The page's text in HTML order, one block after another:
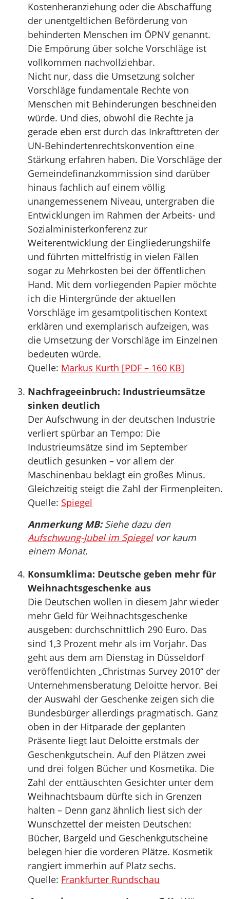
Kostenheranziehung oder die Abschaffung
der unentgeltlichen Beförderung von
behinderten Menschen im ÖPNV genannt.
Die Empörung über solche Vorschläge ist
vollkommen nachvollziehbar.
Nicht nur, dass die Umsetzung solcher
Vorschläge fundamentale Rechte von
Menschen mit Behinderungen beschneiden
würde. Und dies, obwohl die Rechte ja
gerade eben erst durch das Inkrafttreten der
UN-Behindertenrechtskonvention eine
Stärkung erfahren haben. Die Vorschläge der
Gemeindefinanzkommission sind darüber
hinaus fachlich auf einem völlig
unangemessenem Niveau, untergraben die
Entwicklungen im Rahmen der Arbeits- und
Sozialministerkonferenz zur
Weiterentwicklung der Eingliederungshilfe
und führten mittelfristig in vielen Fällen
sogar zu Mehrkosten bei der öffentlichen
Hand. Mit dem vorliegenden Papier möchte
ich die Hintergründe der aktuellen
Vorschläge im gesamtpolitischen Kontext
erklären und exemplarisch aufzeigen, was
die Umsetzung der Vorschläge im Einzelnen
bedeuten würde.
Quelle: Markus Kurth [PDF – 160 KB]
Nachfrageeinbruch: Industrieumsätze
sinken deutlich
Der Aufschwung in der deutschen Industrie
verliert spürbar an Tempo: Die
Industrieumsätze sind im September
deutlich gesunken – vor allem der
Maschinenbau beklagt ein großes Minus.
Gleichzeitig steigt die Zahl der Firmenpleiten.
Quelle: Spiegel
Anmerkung MB:Siehe dazu den
Aufschwung-Jubel im Spiegelvor kaum
einem Monat.
Konsumklima: Deutsche geben mehr für
Weihnachtsgeschenke aus
Die Deutschen wollen in diesem Jahr wieder
mehr Geld für Weihnachtsgeschenke
ausgeben: durchschnittlich 290 Euro. Das
sind 1,3 Prozent mehr als im Vorjahr. Das
geht aus dem am Dienstag in Düsseldorf
veröffentlichten „Christmas Survey 2010“ der
Unternehmensberatung Deloitte hervor. Bei
der Auswahl der Geschenke zeigen sich die
Bundesbürger allerdings pragmatisch. Ganz
oben in der Hitparade der geplanten
Präsente liegt laut Deloitte erstmals der
Geschenkgutschein. Auf den Plätzen zwei
und drei folgen Bücher und Kosmetika. Die
Zahl der enttäuschten Gesichter unter dem
Weihnachtsbaum dürfte sich in Grenzen
halten – Denn ganz ähnlich liest sich der
Wunschzettel der meisten Deutschen:
Bücher, Bargeld und Geschenkgutscheine
belegen hier die vorderen Plätze. Kosmetik
rangiert immerhin auf Platz sechs.
Quelle: Frankfurter Rundschau